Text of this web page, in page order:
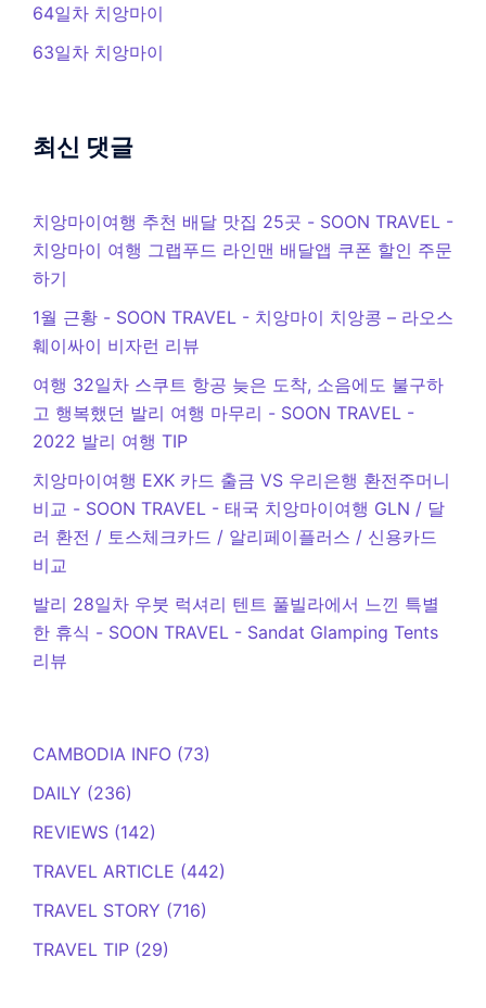
64일차 치앙마이
63일차 치앙마이
최신 댓글
치앙마이여행 추천 배달 맛집 25곳 - SOON TRAVEL -
치앙마이 여행 그랩푸드 라인맨 배달앱 쿠폰 할인 주문
하기
1월 근황 - SOON TRAVEL - 치앙마이 치앙콩 – 라오스
훼이싸이 비자런 리뷰
여행 32일차 스쿠트 항공 늦은 도착, 소음에도 불구하
고 행복했던 발리 여행 마무리 - SOON TRAVEL -
2022 발리 여행 TIP
치앙마이여행 EXK 카드 출금 VS 우리은행 환전주머니
비교 - SOON TRAVEL - 태국 치앙마이여행 GLN / 달
러 환전 / 토스체크카드 / 알리페이플러스 / 신용카드
비교
발리 28일차 우붓 럭셔리 텐트 풀빌라에서 느낀 특별
한 휴식 - SOON TRAVEL - Sandat Glamping Tents
리뷰
CAMBODIA INFO (73)
DAILY (236)
REVIEWS (142)
TRAVEL ARTICLE (442)
TRAVEL STORY (716)
TRAVEL TIP (29)